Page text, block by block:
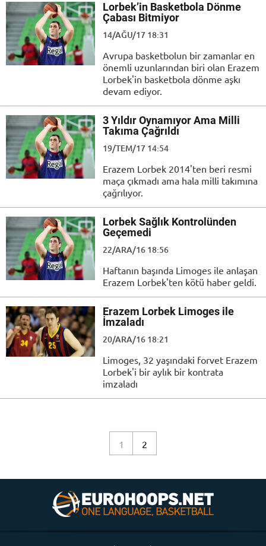
Lorbek’in Basketbola Dönme
Çabası Bitmiyor
14/AĞU/17 18:31
Avrupa basketbolun bir zamanlar en
önemli uzunlarından biri olan Erazem
Lorbek'in basketbola dönme aşkı
devam ediyor.
3 Yıldır Oynamıyor Ama Milli
Takıma Çağrıldı
19/TEM/17 14:54
Erazem Lorbek 2014'ten beri resmi
maça çıkmadı ama hala milli takımına
çağrılıyor.
Lorbek Sağlık Kontrolünden
Geçemedi
22/ARA/16 18:56
Haftanın başında Limoges ile anlaşan
Erazem Lorbek'ten kötü haber geldi.
Erazem Lorbek Limoges ile
İmzaladı
20/ARA/16 18:21
Limoges, 32 yaşındaki forvet Erazem
Lorbek'i bir aylık bir kontrata
imzaladı
1 2